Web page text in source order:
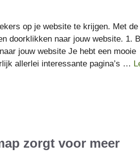
op je website te krijgen. Met de
doorklikken naar jouw website. 1.
jouw website Je hebt een mooie
allerlei interessante pagina’s …
zorgt voor meer